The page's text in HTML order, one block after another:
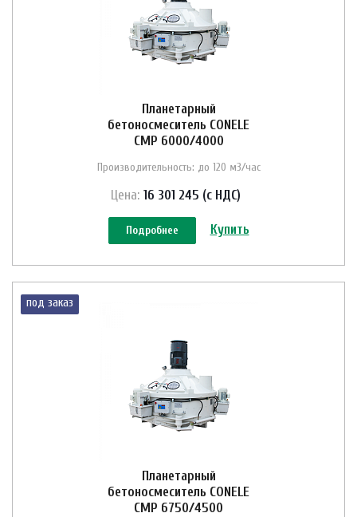
Планетарный
бетоносмеситель CONELE
CMP 6000/4000
Производительность: до 120 м3/час
Цена: 16 301 245 (с НДС)
Подробнее Купить
под заказ
Планетарный
бетоносмеситель CONELE
CMP 6750/4500